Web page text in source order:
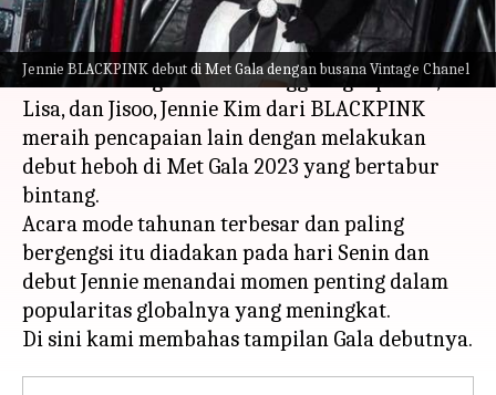
Jennie BLACKPINK debut di Met Gala dengan busana Vintage Chanel
Apa ceritanya
Setelah menulis sejarah dengan memimpin
Coachella dengan sesama anggota grup Rose,
Lisa, dan Jisoo, Jennie Kim dari BLACKPINK
meraih pencapaian lain dengan melakukan
debut heboh di Met Gala 2023 yang bertabur
bintang.
Acara mode tahunan terbesar dan paling
bergengsi itu diadakan pada hari Senin dan
debut Jennie menandai momen penting dalam
popularitas globalnya yang meningkat.